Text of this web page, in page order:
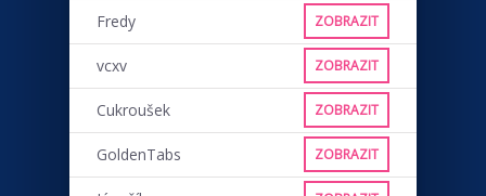
Fredy ZOBRAZIT
vcxv ZOBRAZIT
Cukroušek ZOBRAZIT
GoldenTabs ZOBRAZIT